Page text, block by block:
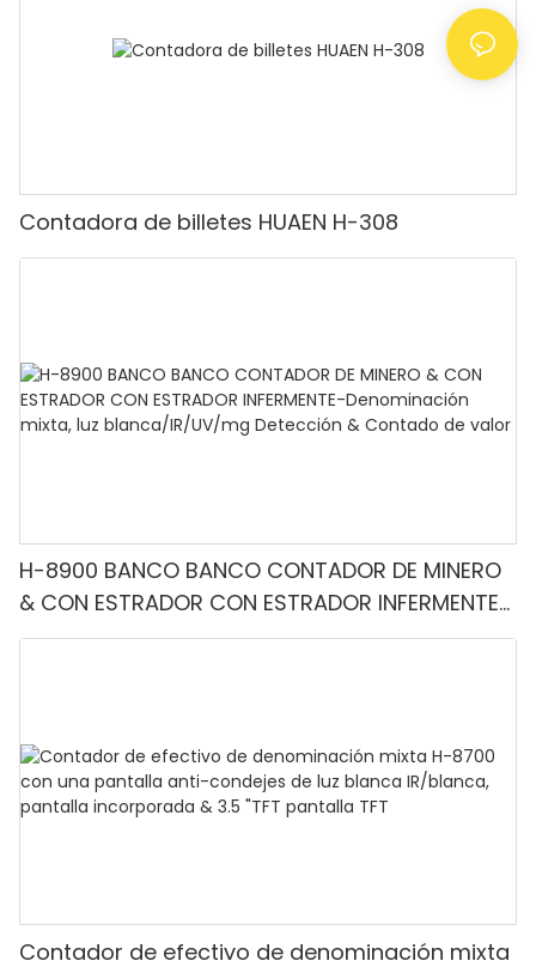
Contadora de billetes HUAEN H-308
H-8900 BANCO BANCO CONTADOR DE MINERO
& CON ESTRADOR CON ESTRADOR INFERMENTE-
Denominación mixta, luz blanca/IR/UV/mg
Contador de efectivo de denominación mixta